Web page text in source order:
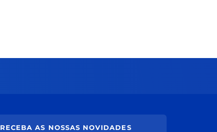
RECEBA AS NOSSAS NOVIDADES